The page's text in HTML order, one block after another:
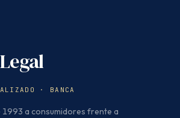
Legal
· BANCA
a consumidores frente a